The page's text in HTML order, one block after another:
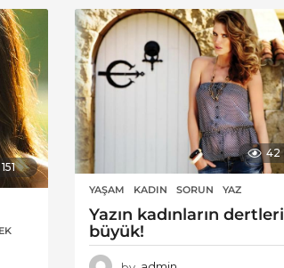
151
42
YAŞAM KADIN ,SORUN ,YAZ
Yazın kadınların dertleri
büyük!